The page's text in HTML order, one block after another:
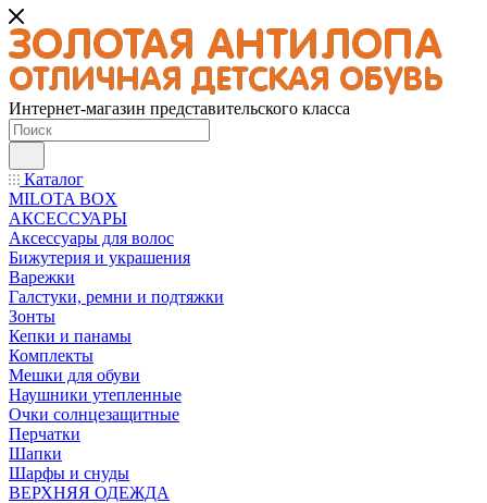
Интернет-магазин представительского класса
Каталог
MILOTA BOX
АКСЕССУАРЫ
Аксессуары для волос
Бижутерия и украшения
Варежки
Галстуки, ремни и подтяжки
Зонты
Кепки и панамы
Комплекты
Мешки для обуви
Наушники утепленные
Очки солнцезащитные
Перчатки
Шапки
Шарфы и снуды
ВЕРХНЯЯ ОДЕЖДА